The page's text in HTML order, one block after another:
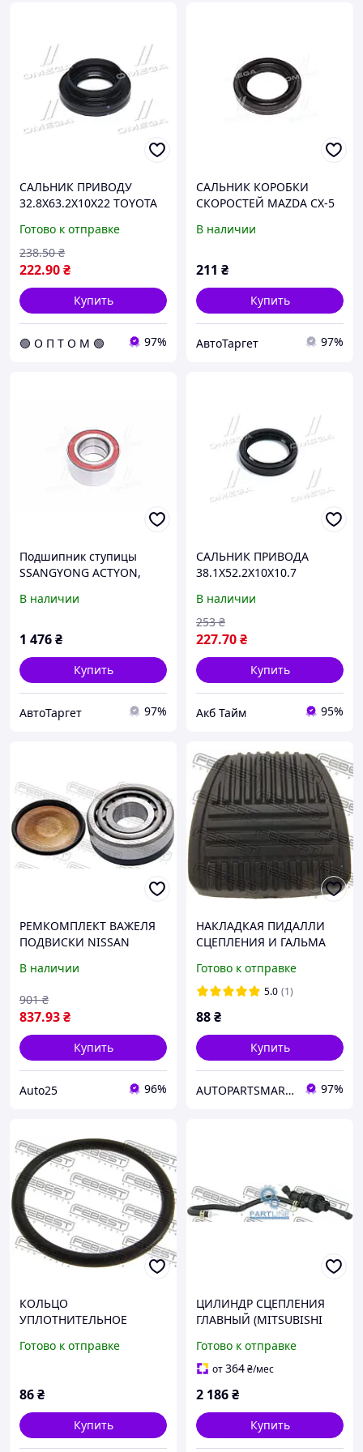
САЛЬНИК ПРИВОДУ
32.8X63.2X10X22 TOYOTA
34631022L C.I.U
Готово к отправке
222.90₴
238.50 ₴
Купить
🟢 О П Т О М 🟢 97%
САЛЬНИК КОРОБКИ
СКОРОСТЕЙ MAZDA CX-5
FEBEST) 95HBY-40630914L
В наличии
211 ₴
Купить
АвтоТаргет 97%
Подшипник ступицы
SSANGYONG ACTYON,
02- зад. мост (Пр-во
UA41
В наличии
1 476₴
Купить
АвтоТаргет 97%
САЛЬНИК ПРИВОДА
38.1X52.2X10X10.7
FEBEST) 95IAY-40521011X
UA58
В наличии
227.70₴
253 ₴
Купить
Акб Тайм 95%
РЕМКОМПЛЕКТ ВАЖЕЛЯ
ПОДВИСКИ NISSAN
FEBEST NOS-Y61
В наличии
837.93₴
901 ₴
Купить
Auto25 96%
НАКЛАДКАЯ ПИДАЛЛИ
СЦЕПЛЕНИЯ И ГАЛЬМА
Готово к отправке
5.0 (1)
88₴
Купить
AUTOPARTSMARKET 97%
КОЛЬЦО
УПЛОТНИТЕЛЬНОЕ
ЗАЖИГАНИЯ (MAZDA 626
Готово к отправке
86₴
Купить
ЦИЛИНДР СЦЕПЛЕНИЯ
ГЛАВНЫЙ (MITSUBISHI
Готово к отправке
от364₴/мес
2 186₴
Купить